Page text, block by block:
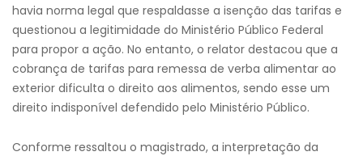
havia norma legal que respaldasse a isenção das tarifas e
questionou a legitimidade do Ministério Público Federal
para propor a ação. No entanto, o relator destacou que a
cobrança de tarifas para remessa de verba alimentar ao
exterior dificulta o direito aos alimentos, sendo esse um
direito indisponível defendido pelo Ministério Público.
Conforme ressaltou o magistrado, a interpretação da